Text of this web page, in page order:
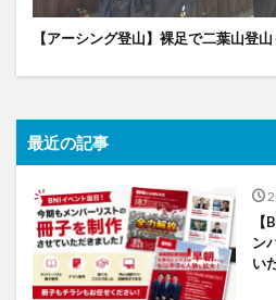
【アーシング登山】裸足で二葉山登
最近の記事
ン
い